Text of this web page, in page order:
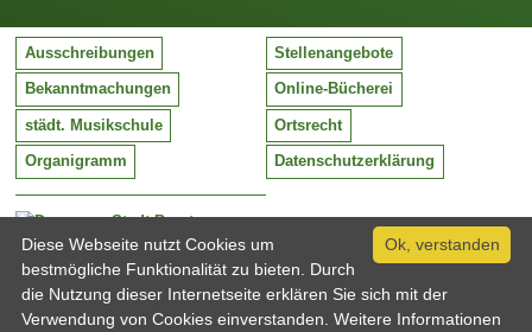
Stadt Barntrup
Mittelstraße 38
32683 Barntrup
Tel:
Email:
05263 / 409-0
info@barntrup.de
Ausschreibungen Stellenangebote
Bekanntmachungen Online-Bücherei
städt. Musikschule Ortsrecht
Organigramm Datenschutzerklärung
Ok, verstanden
Diese Webseite nutzt Cookies um
bestmögliche Funktionalität zu bieten. Durch
die Nutzung dieser Internetseite erklären Sie sich mit der
Verwendung von Cookies einverstanden. Weitere Informationen